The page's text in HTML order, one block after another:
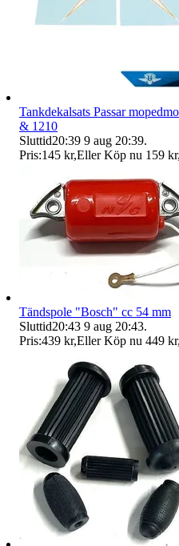
Tankdekalsats Passar
& 1210
Sluttid20:39 9 aug 20:39.
Pris:145 kr,Eller Köp nu 159 kr,
Tändspole "Bosch" cc 54 mm
Sluttid20:43 9 aug 20:43.
Pris:439 kr,Eller Köp nu 449 kr,